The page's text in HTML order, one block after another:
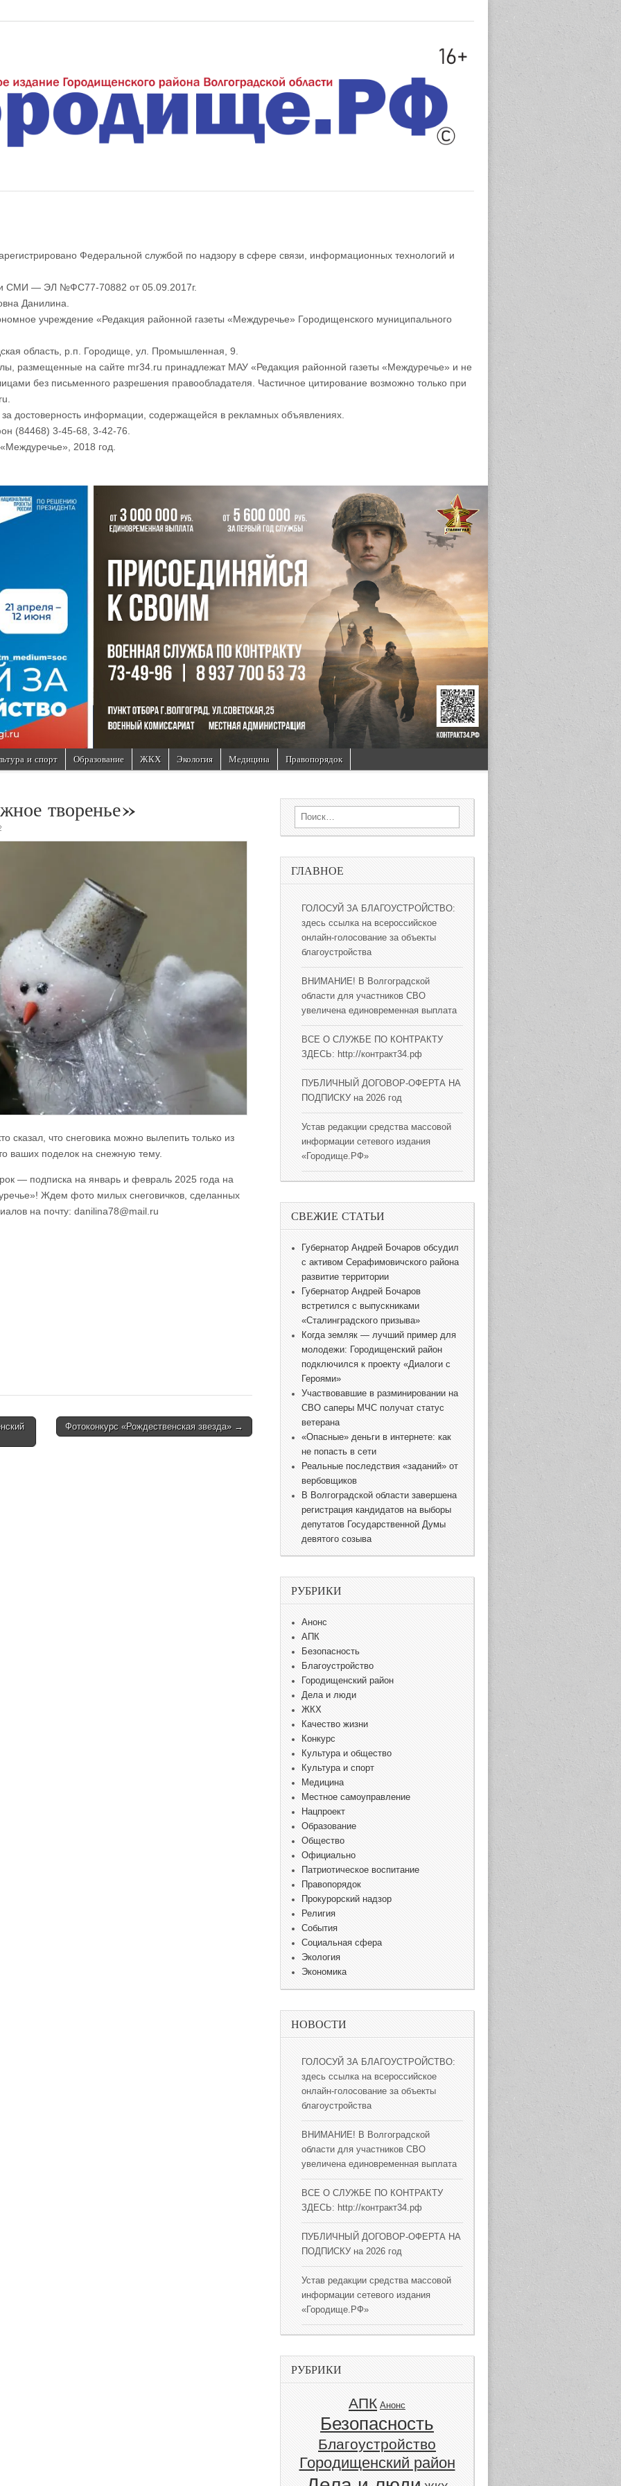
Федеральной службой по надзору в сфере связи, информационных технологий и
СМИ — ЭЛ №ФС77-70882 от 05.09.2017г.
Данилина.
учреждение «Редакция районной газеты «Междуречье» Городищенского муниципального
область, р.п. Городище, ул. Промышленная, 9.
размещенные на сайте mr34.ru принадлежат МАУ «Редакция районной газеты «Междуречье» и не
без письменного разрешения правообладателя. Частичное цитирование возможно только при
за достоверность информации, содержащейся в рекламных объявлениях.
(84468) 3-45-68, 3-42-76.
2018 год.
и спорт Образование ЖКХ Экология Медицина Правопорядок
творенье»
сказал, что снеговика можно вылепить только из
ваших поделок на снежную тему.
— подписка на январь и февраль 2025 года на
Ждем фото милых снеговичков, сделанных
на почту: danilina78@mail.ru
Фотоконкурс «Рождественская звезда» →
Search for:
ГЛАВНОЕ
ГОЛОСУЙ ЗА БЛАГОУСТРОЙСТВО:
здесь ссылка на всероссийское
онлайн-голосование за объекты
благоустройства
ВНИМАНИЕ! В Волгоградской
области для участников СВО
увеличена единовременная выплата
ВСЕ О СЛУЖБЕ ПО КОНТРАКТУ
ЗДЕСЬ: http://контракт34.рф
ПУБЛИЧНЫЙ ДОГОВОР-ОФЕРТА НА
ПОДПИСКУ на 2026 год
Устав редакции средства массовой
информации сетевого издания
«Городище.РФ»
СВЕЖИЕ СТАТЬИ
Губернатор Андрей Бочаров обсудил
с активом Серафимовичского района
развитие территории
Губернатор Андрей Бочаров
встретился с выпускниками
«Сталинградского призыва»
Когда земляк — лучший пример для
молодежи: Городищенский район
подключился к проекту «Диалоги с
Героями»
Участвовавшие в разминировании на
СВО саперы МЧС получат статус
ветерана
«Опасные» деньги в интернете: как
не попасть в сети
Реальные последствия «заданий» от
вербовщиков
В Волгоградской области завершена
регистрация кандидатов на выборы
депутатов Государственной Думы
девятого созыва
РУБРИКИ
Анонс
АПК
Безопасность
Благоустройство
Городищенский район
Дела и люди
ЖКХ
Качество жизни
Конкурс
Культура и общество
Культура и спорт
Медицина
Местное самоуправление
Нацпроект
Образование
Общество
Официально
Патриотическое воспитание
Правопорядок
Прокурорский надзор
Религия
События
Социальная сфера
Экология
Экономика
НОВОСТИ
ГОЛОСУЙ ЗА БЛАГОУСТРОЙСТВО:
здесь ссылка на всероссийское
онлайн-голосование за объекты
благоустройства
ВНИМАНИЕ! В Волгоградской
области для участников СВО
увеличена единовременная выплата
ВСЕ О СЛУЖБЕ ПО КОНТРАКТУ
ЗДЕСЬ: http://контракт34.рф
ПУБЛИЧНЫЙ ДОГОВОР-ОФЕРТА НА
ПОДПИСКУ на 2026 год
Устав редакции средства массовой
информации сетевого издания
«Городище.РФ»
РУБРИКИ
АПК Анонс
Безопасность
Благоустройство
Городищенский район